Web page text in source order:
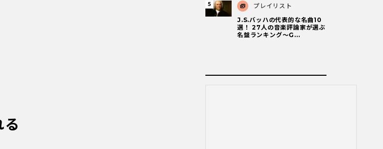
る
プレイリスト
J.S.バッハの代表的な名曲10
選！ 27人の音楽評論家が選ぶ
名盤ランキング〜G...